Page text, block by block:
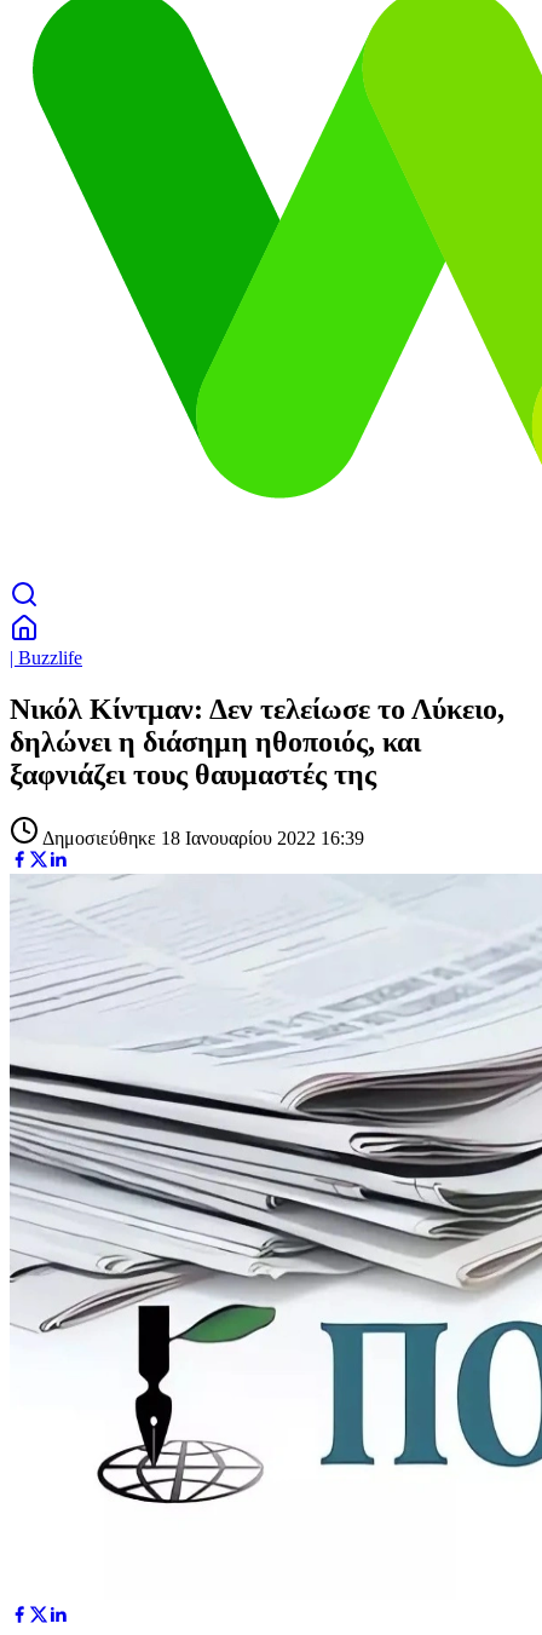
| Buzzlife
Νικόλ Κίντμαν: Δεν τελείωσε το Λύκειο,
δηλώνει η διάσημη ηθοποιός, και
ξαφνιάζει τους θαυμαστές της
Δημοσιεύθηκε 18 Ιανουαρίου 2022 16:39